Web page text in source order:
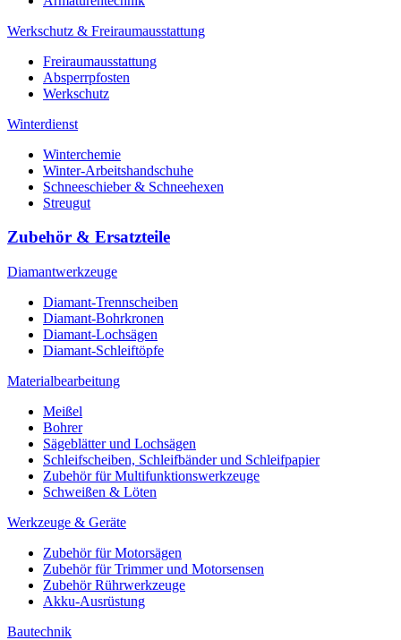
Werkschutz & Freiraumausstattung
Freiraumausstattung
Absperrpfosten
Werkschutz
Winterdienst
Winterchemie
Winter-Arbeitshandschuhe
Schneeschieber & Schneehexen
Streugut
Zubehör & Ersatzteile
Diamantwerkzeuge
Diamant-Trennscheiben
Diamant-Bohrkronen
Diamant-Lochsägen
Diamant-Schleiftöpfe
Materialbearbeitung
Meißel
Bohrer
Sägeblätter und Lochsägen
Schleifscheiben, Schleifbänder und Schleifpapier
Zubehör für Multifunktionswerkzeuge
Schweißen & Löten
Werkzeuge & Geräte
Zubehör für Motorsägen
Zubehör für Trimmer und Motorsensen
Zubehör Rührwerkzeuge
Akku-Ausrüstung
Bautechnik